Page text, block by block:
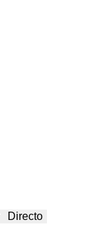
Directo